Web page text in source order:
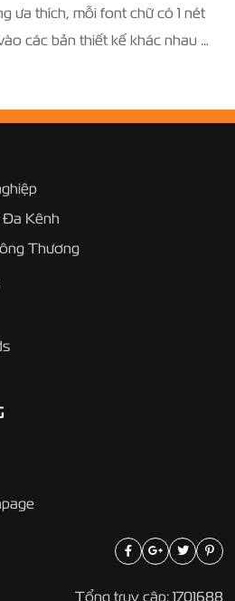
ưa thích, mỗi font chữ có 1 nét
các bản thiết kế khác nhau …
Đa Kênh
Thương
Tổng truy cập: 1701688